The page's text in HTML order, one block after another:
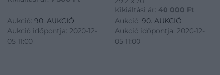
Aukció: 90. AUKCIÓ
Aukció időpontja: 2020-12-
05 11:00
Kikiáltási ár: 40 000 Ft
Aukció: 90. AUKCIÓ
Aukció időpontja: 2020-12-
05 11:00